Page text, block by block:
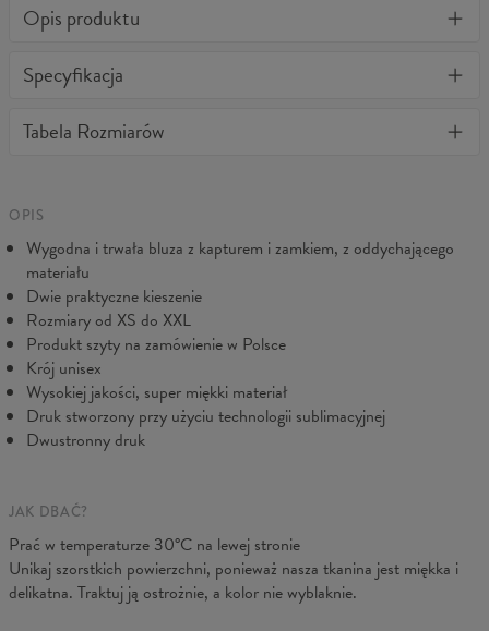
Opis produktu
nadrukiem. Stylowa, ciepła, wygodna i bardzo wytrzymała.
nie wyblakną. BonkersCo gwarantuje najwyższą jakość wszystkich
Specyfikacja
Przeznaczenie: Unisex
Tabela Rozmiarów
CM
A - Długość
64 66,5 68,5
B - Sz. klatki
44 47 50 53 56 59
C - Długość ręk.
62 63 64 65 67
OPIS
Wygodna i trwała bluza z kapturem i zamkiem, z oddychającego
materiału
Dwie praktyczne kieszenie
Rozmiary od XS do XXL
Produkt szyty na zamówienie w Polsce
Krój unisex
Wysokiej jakości, super miękki materiał
Druk stworzony przy użyciu technologii sublimacyjnej
Dwustronny druk
JAK DBAĆ?
Prać w temperaturze 30°C na lewej stronie
Unikaj szorstkich powierzchni, ponieważ nasza tkanina jest miękka i
delikatna. Traktuj ją ostrożnie, a kolor nie wyblaknie.